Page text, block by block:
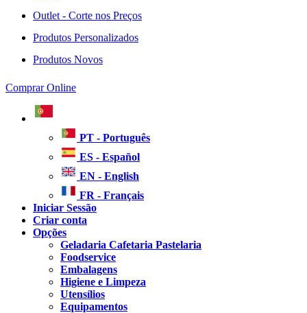
Outlet - Corte nos Preços
Produtos Personalizados
Produtos Novos
Comprar Online
PT - Português
ES - Español
EN - English
FR - Français
Iniciar Sessão
Criar conta
Opções
Geladaria Cafetaria Pastelaria
Foodservice
Embalagens
Higiene e Limpeza
Utensílios
Equipamentos